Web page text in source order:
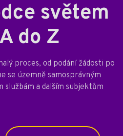
světem
do Z
proces, od podání žádosti po
se územně samosprávným
službám a dalším subjektům